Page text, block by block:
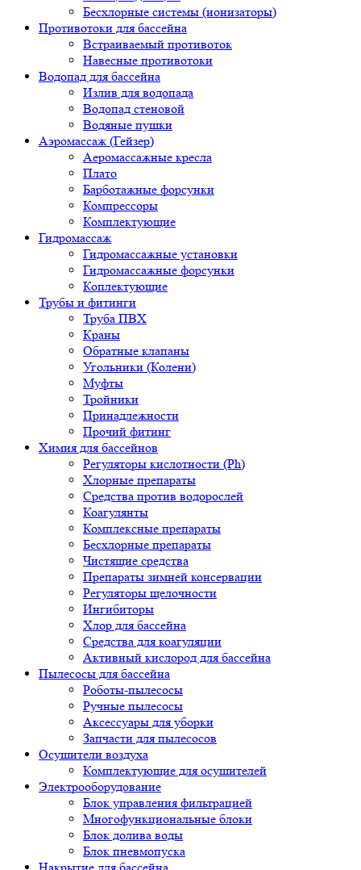
Бесхлорные системы (ионизаторы)
Противотоки для бассейна
Встраиваемый противоток
Навесные противотоки
Водопад для бассейна
Излив для водопада
Водопад стеновой
Водяные пушки
Аэромассаж (Гейзер)
Аеромассажные кресла
Плато
Барботажные форсунки
Компрессоры
Комплектующие
Гидромассаж
Гидромассажные установки
Гидромассажные форсунки
Коплектующие
Трубы и фитинги
Труба ПВХ
Краны
Обратные клапаны
Угольники (Колени)
Муфты
Тройники
Принадлежности
Прочий фитинг
Химия для бассейнов
Регуляторы кислотности (Ph)
Хлорные препараты
Средства против водорослей
Коагулянты
Комплексные препараты
Бесхлорные препараты
Чистящие средства
Препараты зимней консервации
Регуляторы щелочности
Ингибиторы
Хлор для бассейна
Средства для коагуляции
Активный кислород для бассейна
Пылесосы для бассейна
Роботы-пылесосы
Ручные пылесосы
Аксессуары для уборки
Запчасти для пылесосов
Осушители воздуха
Комплектующие для осушителей
Электрооборудование
Блок управления фильтрацией
Многофункциональные блоки
Блок долива воды
Блок пневмопуска